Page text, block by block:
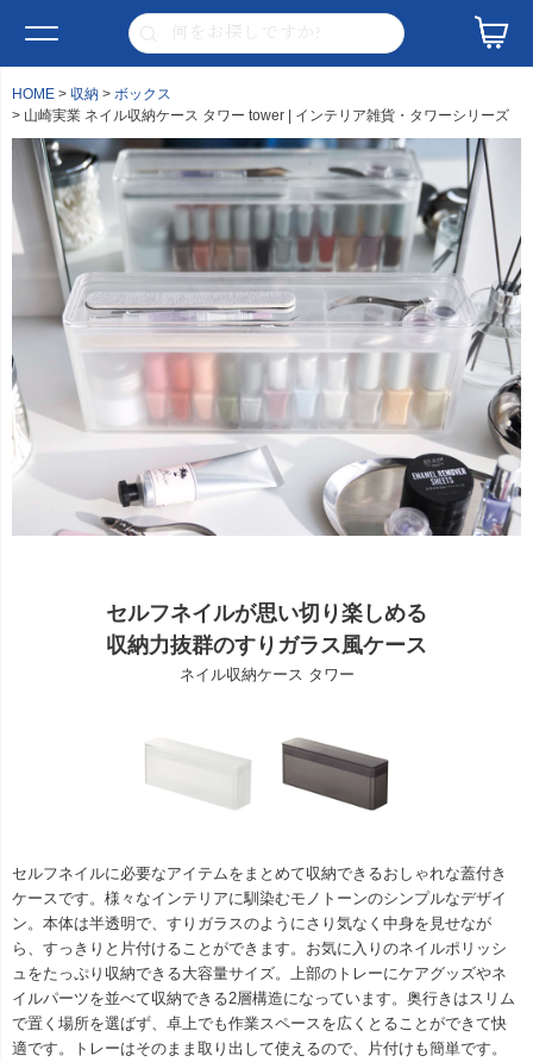
HOME 収納
ボックス
山崎実業 ネイル収納ケース タワー tower | インテリア雑貨・タワーシリーズ
セルフネイルが思い切り楽しめる
収納力抜群のすりガラス風ケース
ネイル収納ケース タワー
セルフネイルに必要なアイテムをまとめて収納できるおしゃれな蓋付き
ケースです。様々なインテリアに馴染むモノトーンのシンプルなデザイ
ン。本体は半透明で、すりガラスのようにさり気なく中身を見せなが
ら、すっきりと片付けることができます。お気に入りのネイルポリッシ
ュをたっぷり収納できる大容量サイズ。上部のトレーにケアグッズやネ
イルパーツを並べて収納できる2層構造になっています。奥行きはスリム
で置く場所を選ばず、卓上でも作業スペースを広くとることができて快
適です。トレーはそのまま取り出して使えるので、片付けも簡単です。